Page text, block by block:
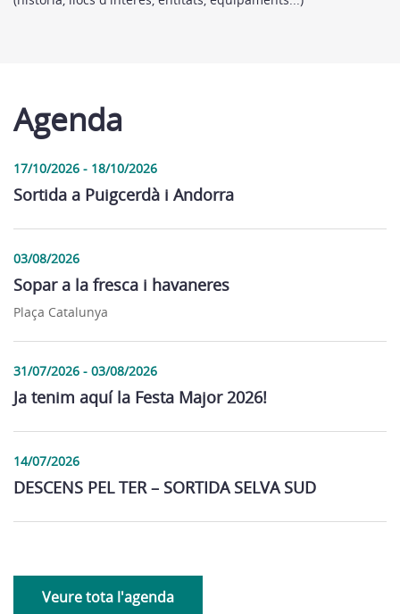
Agenda
17/10/2026 - 18/10/2026
Sortida a Puigcerdà i Andorra
03/08/2026
Sopar a la fresca i havaneres
Plaça Catalunya
31/07/2026 - 03/08/2026
Ja tenim aquí la Festa Major 2026!
14/07/2026
DESCENS PEL TER – SORTIDA SELVA SUD
Veure tota l'agenda